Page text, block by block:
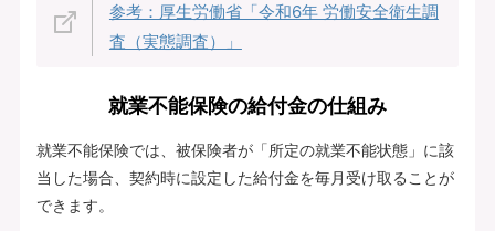
参考：厚生労働省「令和6年 労働安全衛生調
査（実態調査）」
就業不能保険の給付金の仕組み
就業不能保険では、被保険者が「所定の就業不能状態」に該
当した場合、契約時に設定した給付金を毎月受け取ることが
できます。